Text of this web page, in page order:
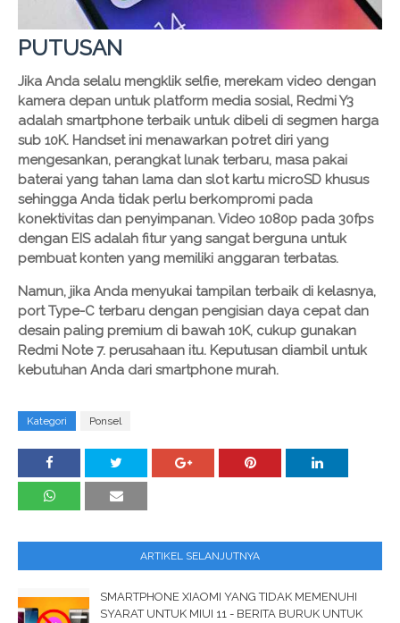
PUTUSAN
Jika Anda selalu mengklik selfie, merekam video dengan
kamera depan untuk platform media sosial, Redmi Y3
adalah smartphone terbaik untuk dibeli di segmen harga
sub 10K. Handset ini menawarkan potret diri yang
mengesankan, perangkat lunak terbaru, masa pakai
baterai yang tahan lama dan slot kartu microSD khusus
sehingga Anda tidak perlu berkompromi pada
konektivitas dan penyimpanan. Video 1080p pada 30fps
dengan EIS adalah fitur yang sangat berguna untuk
pembuat konten yang memiliki anggaran terbatas.
Namun, jika Anda menyukai tampilan terbaik di kelasnya,
port Type-C terbaru dengan pengisian daya cepat dan
desain paling premium di bawah 10K, cukup gunakan
Redmi Note 7. perusahaan itu. Keputusan diambil untuk
kebutuhan Anda dari smartphone murah.
Kategori Ponsel
ARTIKEL SELANJUTNYA
SMARTPHONE XIAOMI YANG TIDAK MEMENUHI
SYARAT UNTUK MIUI 11 - BERITA BURUK UNTUK